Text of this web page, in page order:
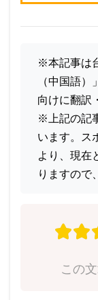
※本記事は
（中国語
※上記の記
います。ス
より、現在
りますので
この